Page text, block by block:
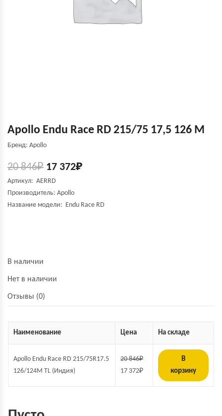
Apollo Endu Race RD 215/75 17,5 126 M
Бренд: Apollo
20 846₽ 17 372₽
Артикул: AERRD
Производитель: Apollo
Название модели: Endu Race RD
В наличии
Нет в наличии
Отзывы (0)
Наименование Цена На складе
Apollo Endu Race RD 215/75R17.5
126/124M TL (Индия)
20 846₽
17 372₽
В
корзину